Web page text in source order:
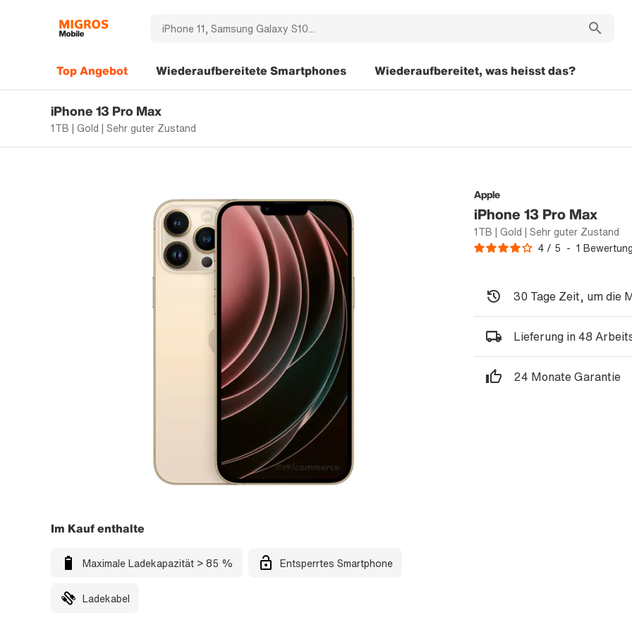
Top Angebot Wiederaufbereitete Smartphones Wiederaufbereitet, was heisst das?
iPhone 13 Pro Max
1TB | Gold | Sehr guter Zustand
Apple
iPhone 13 Pro Max
1TB | Gold | Sehr guter Zustand
4/ 5 - 1
Im Kauf enthalte
Maximale Ladekapazität > 85 % Entsperrtes Smartphone
Ladekabel
30 Tage Zeit, um die
Lieferung in 48
24 Monate Garantie